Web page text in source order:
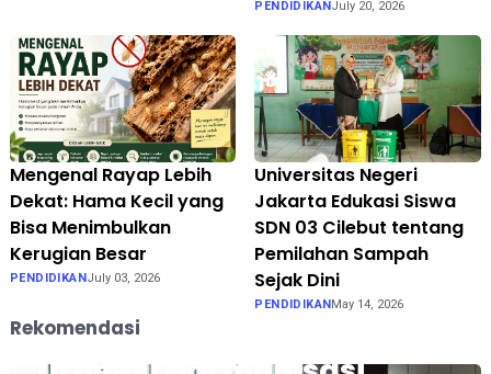
PENDIDIKAN July 20, 2026
Mengenal Rayap Lebih
Dekat: Hama Kecil yang
Bisa Menimbulkan
Kerugian Besar
PENDIDIKAN July 03, 2026
Universitas Negeri
Jakarta Edukasi Siswa
SDN 03 Cilebut tentang
Pemilahan Sampah
Sejak Dini
PENDIDIKAN May 14, 2026
Rekomendasi